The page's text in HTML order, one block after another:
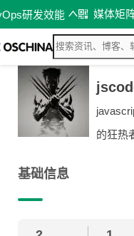
研发效能 媒体矩
的狂热
基础信息